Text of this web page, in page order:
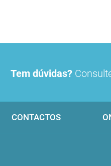
Tem dúvidas?
CONTACTOS